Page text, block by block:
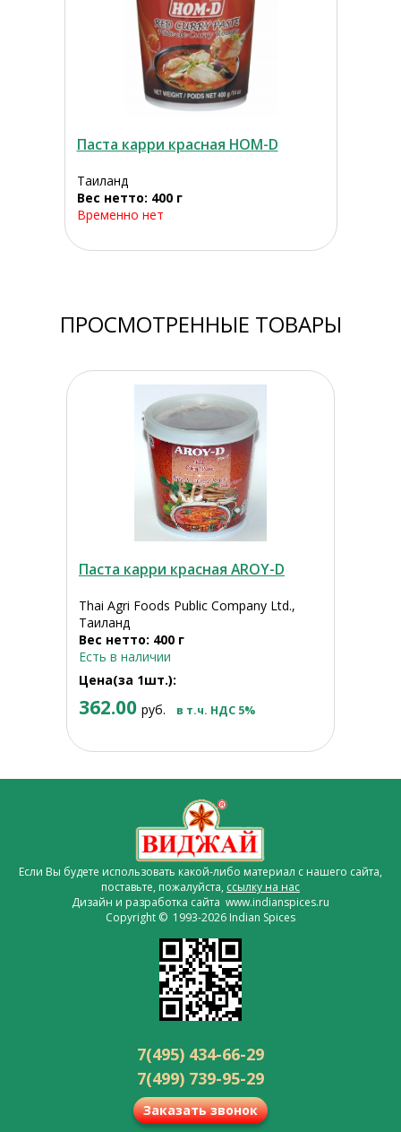
Паста карри красная HOM-D
Таиланд
Вес нетто: 400 г
Временно нет
ПРОСМОТРЕННЫЕ ТОВАРЫ
Паста карри красная AROY-D
Thai Agri Foods Public Company Ltd.,
Таиланд
Вес нетто: 400 г
Есть в наличии
Цена(за 1шт.):
362.00 руб. в т.ч. НДС 5%
Если Вы будете использовать какой-либо материал с нашего сайта,
поставьте, пожалуйста, ссылку на нас
Дизайн и разработка сайта www.indianspices.ru
Copyright © 1993-2026 Indian Spices
7(495) 434-66-29
7(499) 739-95-29
Заказать звонок